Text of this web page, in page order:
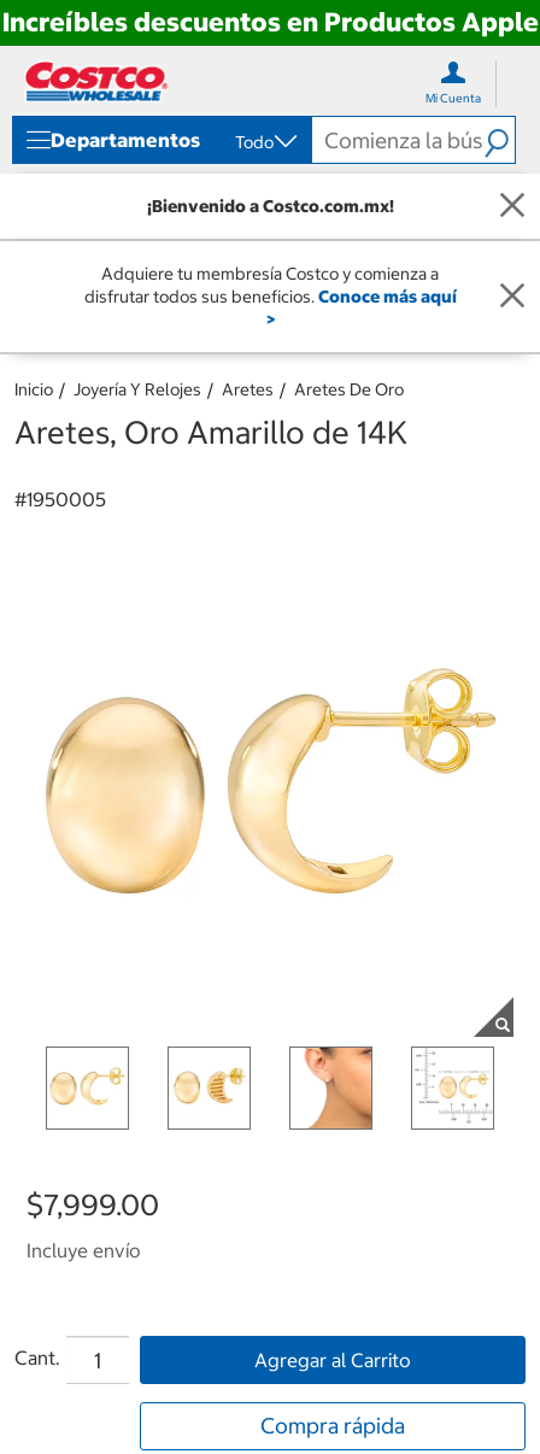
Increíbles descuentos en Productos Apple
directo
contenido
directo
menú
navegación
Mi Cuenta
Departamentos Todo
¡Bienvenido a Costco.com.mx!
Adquiere tu membresía Costco y comienza a
disfrutar todos sus beneficios.Conoce más aquí
>
Inicio Joyería Y Relojes Aretes Aretes De Oro
Aretes, Oro Amarillo de 14K
#1950005
$7,999.00
Incluye envío
Cant. Agregar al Carrito
Compra rápida